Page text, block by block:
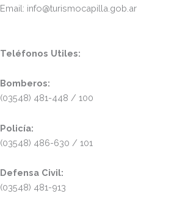
Email: info@turismocapilla.gob.ar
Teléfonos Utiles:
Bomberos:
(03548) 481-448 / 100
Policía:
(03548) 486-630 / 101
Defensa Civil:
(03548) 481-913